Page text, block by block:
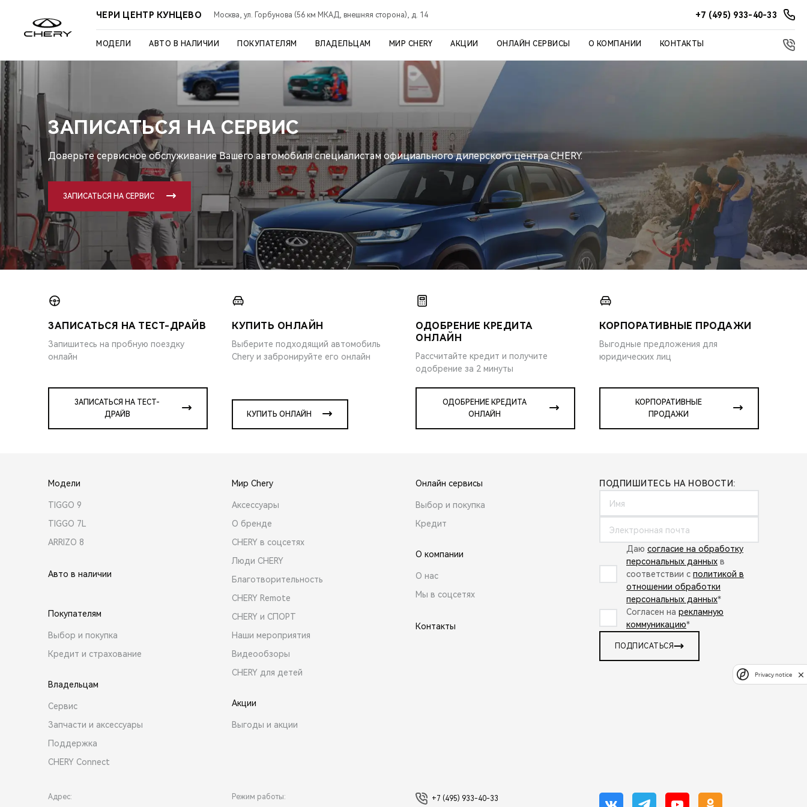
ЧЕРИ ЦЕНТР КУНЦЕВО Москва, ул. Горбунова (56 км МКАД, внешняя сторона), д. 14 +7 (495) 933-40-33
МОДЕЛИ АВТО В НАЛИЧИИ ПОКУПАТЕЛЯМ ВЛАДЕЛЬЦАМ МИР CHERY АКЦИИ ОНЛАЙН СЕРВИСЫ О КОМПАНИИ КОНТАКТЫ
ЗАПИСАТЬСЯ НА СЕРВИС
Доверьте сервисное обслуживание Вашего автомобиля специалистам официального дилерского центра CHERY.
ЗАПИСАТЬСЯ НА СЕРВИС
ЗАПИСАТЬСЯ НА ТЕСТ-ДРАЙВ
Запишитесь на пробную поездку
онлайн
ЗАПИСАТЬСЯ НА ТЕСТ-
ДРАЙВ
КУПИТЬ ОНЛАЙН
Выберите подходящий автомобиль
Chery и забронируйте его онлайн
КУПИТЬ ОНЛАЙН
ОДОБРЕНИЕ КРЕДИТА
ОНЛАЙН
Рассчитайте кредит и получите
одобрение за 2 минуты
ОДОБРЕНИЕ КРЕДИТА
ОНЛАЙН
КОРПОРАТИВНЫЕ ПРОДАЖИ
Выгодные предложения для
юридических лиц
КОРПОРАТИВНЫЕ
ПРОДАЖИ
Модели
TIGGO 9
TIGGO 7L
ARRIZO 8
Авто в наличии
Покупателям
Выбор и покупка
Кредит и страхование
Владельцам
Сервис
Запчасти и аксессуары
Поддержка
CHERY Connect
Мир Chery
Аксессуары
О бренде
CHERY в соцсетях
Люди CHERY
Благотворительность
CHERY Remote
CHERY и СПОРТ
Наши мероприятия
Видеообзоры
CHERY для детей
Акции
Выгоды и акции
Онлайн сервисы
Выбор и покупка
Кредит
О компании
О нас
Мы в соцсетях
Контакты
ПОДПИШИТЕСЬ НА НОВОСТИ:
Даю согласие на обработку
персональных данных в
соответствии с политикой в
отношении обработки
персональных данных*
Согласен на рекламную
коммуникацию*
ПОДПИСАТЬСЯ
Адрес: Режим работы: +7 (495) 933-40-33
Privacy notice